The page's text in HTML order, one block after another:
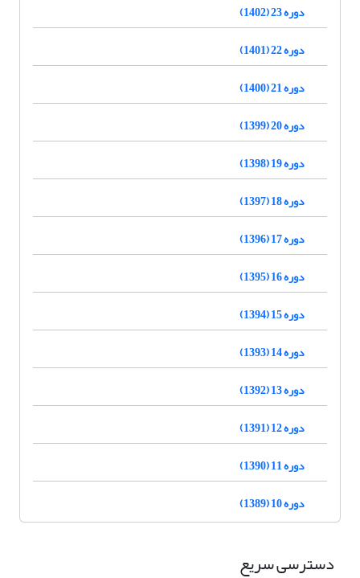
دوره 23 (1402)
دوره 22 (1401)
دوره 21 (1400)
دوره 20 (1399)
دوره 19 (1398)
دوره 18 (1397)
دوره 17 (1396)
دوره 16 (1395)
دوره 15 (1394)
دوره 14 (1393)
دوره 13 (1392)
دوره 12 (1391)
دوره 11 (1390)
دوره 10 (1389)
دسترسی سریع